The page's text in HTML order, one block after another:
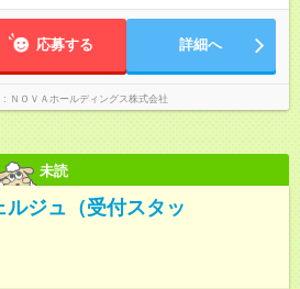
ブマネージャーへ、20代で管理職へとキャリ
ありません。 【試用期間】試用期
長さ：1ヶ月 ※ 雇用形態と給与に、本採用時
ます。 雇用形態：インターンシップ 給与：
※月途中での入社の場合、その月の月末までは
務になります。
一校舎を一人で担当する場合も多い
」など、調整しやすい環境です。
応募する 詳細へ
ＮＯＶＡホールディングス株式会社
未読
ジュ（受付スタッ